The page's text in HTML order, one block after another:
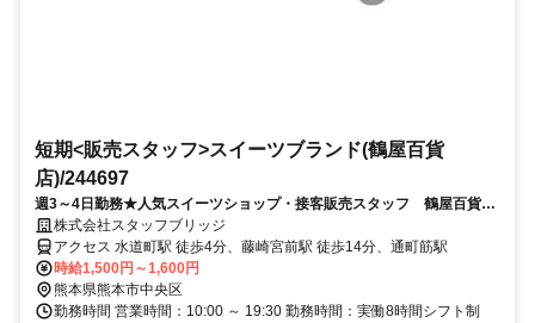
短期<販売スタッフ>スイーツブランド(鶴屋百貨
店)/244697
週3～4日勤務★人気スイーツショップ・接客販売スタッフ 鶴屋百貨店
（交通費全額支給・前払いあり）
株式会社スタッフブリッジ
アクセス 水道町駅 徒歩4分、藤崎宮前駅 徒歩14分、通町筋駅
時給1,500円～1,600円
熊本県熊本市中央区
勤務時間 営業時間：10:00 ～ 19:30 勤務時間：実働8時間シフト制